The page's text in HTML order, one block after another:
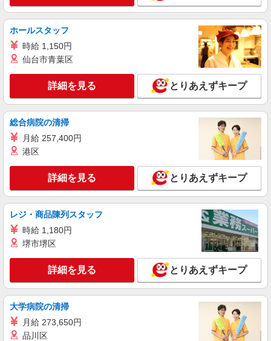
ホールスタッフ
時給 1,150円
仙台市青葉区
詳細を見る とりあえずキープ
総合病院の清掃
月給 257,400円
港区
詳細を見る とりあえずキープ
レジ・商品陳列スタッフ
時給 1,180円
堺市堺区
詳細を見る とりあえずキープ
大学病院の清掃
月給 273,650円
品川区